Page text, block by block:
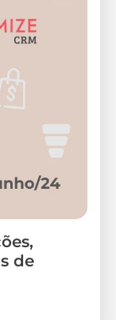
de